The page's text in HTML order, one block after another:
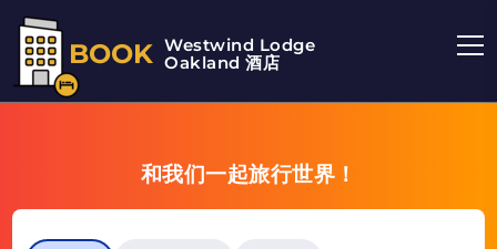
BOOK Westwind Lodge
Oakland 酒店
和我们一起旅行世界！